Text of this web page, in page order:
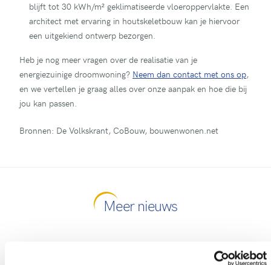
blijft tot 30 kWh/m² geklimatiseerde vloeroppervlakte. Een
architect met ervaring in houtskeletbouw kan je hiervoor
een uitgekiend ontwerp bezorgen.
Heb je nog meer vragen over de realisatie van je
energiezuinige droomwoning? Neem dan contact met ons op,
en we vertellen je graag alles over onze aanpak en hoe die bij
jou kan passen.
Bronnen: De Volkskrant, CoBouw, bouwenwonen.net
Meer nieuws